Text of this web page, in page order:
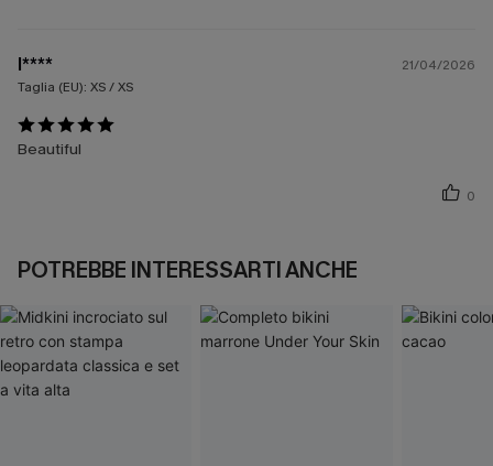
l****
21/04/2026
Taglia (EU): XS / XS
Beautiful
0
POTREBBE INTERESSARTI ANCHE